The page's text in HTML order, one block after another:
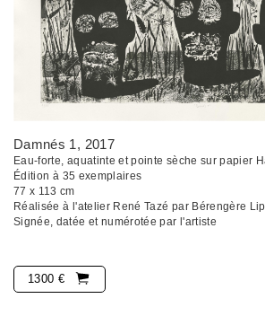
Damnés 1, 2017
Eau-forte, aquatinte et pointe sèche sur papier
Édition à 35 exemplaires
77 x 113 cm
Réalisée à l'atelier René Tazé par Bérengère
Signée, datée et numérotée par l'artiste
1300 €